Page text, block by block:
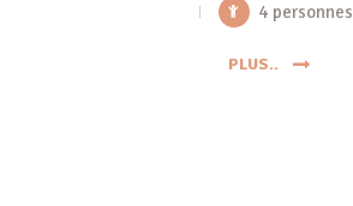
4 personnes
PLUS..